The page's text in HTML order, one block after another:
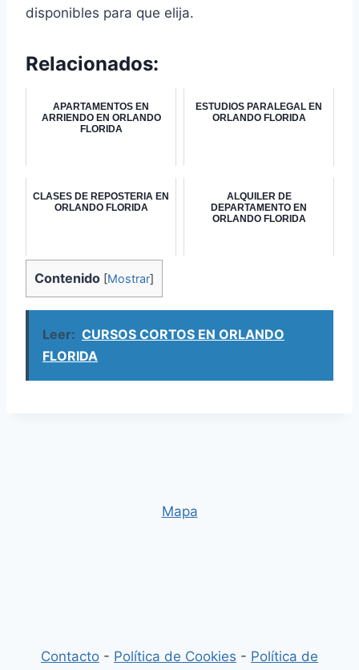
disponibles para que elija.
Relacionados:
APARTAMENTOS EN
ARRIENDO EN ORLANDO
FLORIDA
ESTUDIOS PARALEGAL EN
ORLANDO FLORIDA
CLASES DE REPOSTERIA EN
ORLANDO FLORIDA
ALQUILER DE
DEPARTAMENTO EN
ORLANDO FLORIDA
Contenido [Mostrar]
Leer: CURSOS CORTOS EN ORLANDO
FLORIDA
Mapa
Contacto - Política de Cookies - Política de